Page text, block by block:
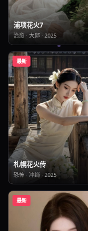
浦项花火7
治愈· 大邱· 2025
最新
札幌花火传
恐怖· 冲绳· 2025
最新